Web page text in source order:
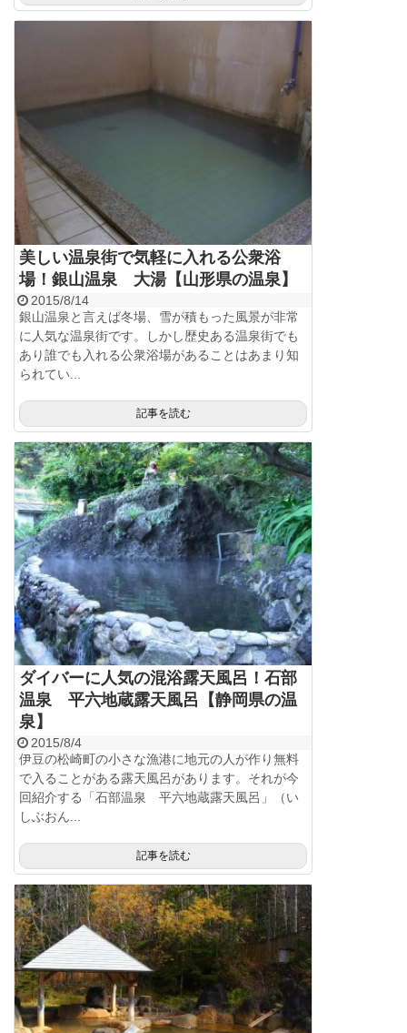
美しい温泉街で気軽に入れる公衆浴
場！銀山温泉 大湯【山形県の温泉】
2015/8/14
銀山温泉と言えば冬場、雪が積もった風景が非常
に人気な温泉街です。しかし歴史ある温泉街でも
あり誰でも入れる公衆浴場があることはあまり知
られてい...
記事を読む
ダイバーに人気の混浴露天風呂！石部
温泉 平六地蔵露天風呂【静岡県の温
泉】
2015/8/4
伊豆の松崎町の小さな漁港に地元の人が作り無料
で入ることがある露天風呂があります。それが今
回紹介する「石部温泉 平六地蔵露天風呂」（い
しぶおん...
記事を読む